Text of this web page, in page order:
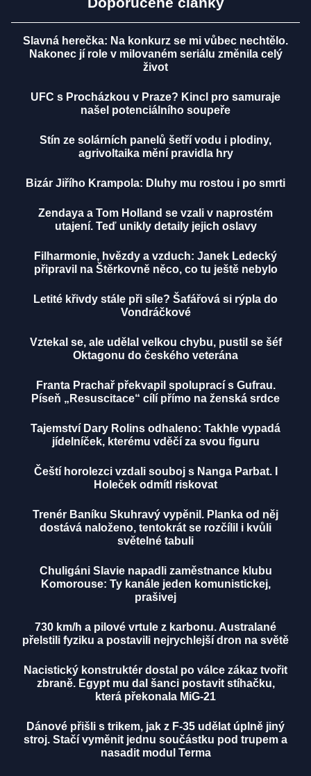
Slavná herečka: Na konkurz se mi vůbec nechtělo.
Nakonec jí role v milovaném seriálu změnila celý
život
UFC s Procházkou v Praze? Kincl pro samuraje
našel potenciálního soupeře
Stín ze solárních panelů šetří vodu i plodiny,
agrivoltaika mění pravidla hry
Bizár Jiřího Krampola: Dluhy mu rostou i po smrti
Zendaya a Tom Holland se vzali v naprostém
utajení. Teď unikly detaily jejich oslavy
Filharmonie, hvězdy a vzduch: Janek Ledecký
připravil na Štěrkovně něco, co tu ještě nebylo
Letité křivdy stále při síle? Šafářová si rýpla do
Vondráčkové
Vztekal se, ale udělal velkou chybu, pustil se šéf
Oktagonu do českého veterána
Franta Prachař překvapil spoluprací s Gufrau.
Píseň „Resuscitace“ cílí přímo na ženská srdce
Tajemství Dary Rolins odhaleno: Takhle vypadá
jídelníček, kterému vděčí za svou figuru
Čeští horolezci vzdali souboj s Nanga Parbat. I
Holeček odmítl riskovat
Trenér Baníku Skuhravý vypěnil. Planka od něj
dostává naloženo, tentokrát se rozčílil i kvůli
světelné tabuli
Chuligáni Slavie napadli zaměstnance klubu
Komorouse: Ty kanále jeden komunistickej,
prašivej
730 km/h a pilové vrtule z karbonu. Australané
přelstili fyziku a postavili nejrychlejší dron na světě
Nacistický konstruktér dostal po válce zákaz tvořit
zbraně. Egypt mu dal šanci postavit stíhačku,
která překonala MiG-21
Dánové přišli s trikem, jak z F-35 udělat úplně jiný
stroj. Stačí vyměnit jednu součástku pod trupem a
nasadit modul Terma